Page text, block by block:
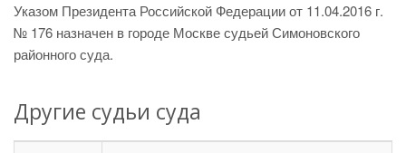
Указом Президента Российской Федерации от 11.04.2016 г.
№ 176 назначен в городе Москве судьей Симоновского
районного суда.
Другие судьи суда